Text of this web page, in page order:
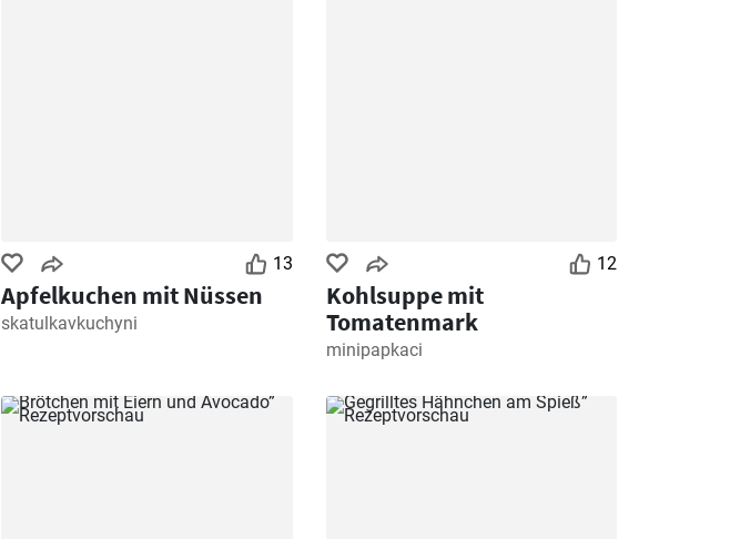
13
Apfelkuchen mit Nüssen
skatulkavkuchyni
12
Kohlsuppe mit
Tomatenmark
minipapkaci